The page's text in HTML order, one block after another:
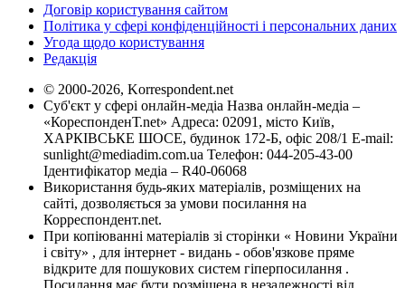
Договір користування сайтом
Політика у сфері конфіденційності і персональних даних
Угода щодо користування
Редакція
© 2000-2026, Korrespondent.net
Суб'єкт у сфері онлайн-медіа Назва онлайн-медіа –
«КореспонденТ.net» Адреса: 02091, місто Київ,
ХАРКІВСЬКЕ ШОСЕ, будинок 172-Б, офіс 208/1 E-mail:
sunlight@mediadim.com.ua Телефон: 044-205-43-00
Ідентифікатор медіа – R40-06068
Використання будь-яких матеріалів, розміщених на
сайті, дозволяється за умови посилання на
Корреспондент.net.
При копіюванні матеріалів зі сторінки « Новини України
і світу» , для інтернет - видань - обов'язкове пряме
відкрите для пошукових систем гіперпосилання .
Посилання має бути розміщена в незалежності від